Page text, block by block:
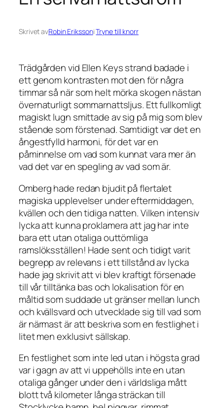
Skrivet avRobin ErikssoniTryne till knorr
Trädgården vid Ellen Keys strand badade i
ett genom kontrasten mot den för några
timmar så när som helt mörka skogen nästan
övernaturligt sommarnattsljus. Ett fullkomligt
magiskt lugn smittade av sig på mig som blev
stående som förstenad. Samtidigt var det en
ångestfylld harmoni, för det var en
påminnelse om vad som kunnat vara mer än
vad det var en spegling av vad som är.
Omberg hade redan bjudit på flertalet
magiska upplevelser under eftermiddagen,
kvällen och den tidiga natten. Vilken intensiv
lycka att kunna proklamera att jag har inte
bara ett utan otaliga outtömliga
ramslöksställen! Hade sent och tidigt varit
begrepp av relevans i ett tillstånd av lycka
hade jag skrivit att vi blev kraftigt försenade
till vår tilltänka bas och lokalisation för en
måltid som suddade ut gränser mellan lunch
och kvällsvard och utvecklade sig till vad som
är närmast är att beskriva som en festlighet i
litet men exklusivt sällskap.
En festlighet som inte led utan i högsta grad
var i gagn av att vi uppehölls inte en utan
otaliga gånger under den i världsliga mått
blott två kilometer långa sträckan till